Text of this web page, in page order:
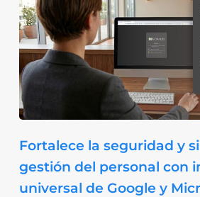
Fortalece la seguridad y
gestión del personal con
universal de Google y